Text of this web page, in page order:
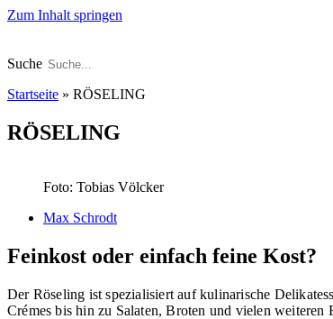
Zum Inhalt springen
Suche
Startseite » RÖSELING
RÖSELING
Foto: Tobias Völcker
Max Schrodt
Feinkost oder einfach feine Kost?
Der Röseling ist spezialisiert auf kulinarische
Crémes bis hin zu Salaten, Broten und vielen